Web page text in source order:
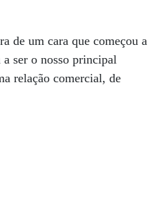
de um cara que começou a
a ser o nosso principal
relação comercial, de